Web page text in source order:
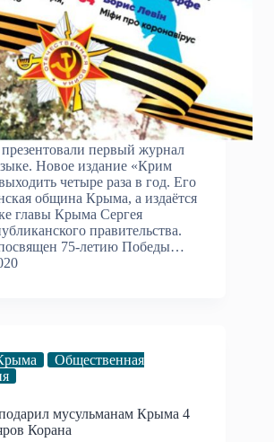
первый журнал
Новое издание «Крим
четыре раза в год. Его
община Крыма, а издаётся
главы Крыма Сергея
правительства.
75-летию Победы…
Общественная
мусульманам Крыма 4
Корана